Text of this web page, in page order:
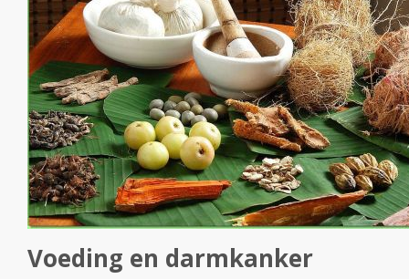
Voeding en darmkanker